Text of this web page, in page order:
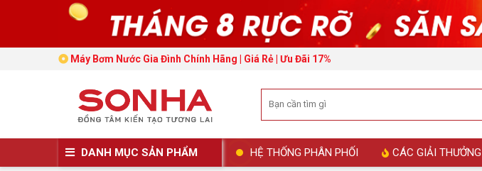
Máy Bơm Nước Gia Đình Chính Hãng | Giá Rẻ | Ưu Đãi 17%
DANH MỤC SẢN PHẨM HỆ THỐNG PHÂN PHỐI CÁC GIẢI THƯỞNG